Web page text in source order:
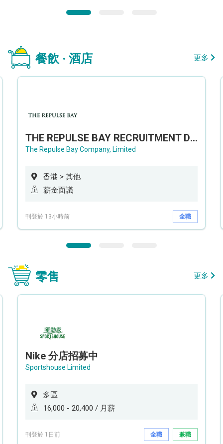
餐飲 · 酒店 更多
THE REPULSE BAY RECRUITMENT DAY 淺水灣影灣園人才招聘會
The Repulse Bay Company, Limited
香港 > 其他
薪金面議
刊登於 13小時前 全職
零售 更多
Nike 分店招募中
Sportshouse Limited
多區
16,000 - 20,400 / 月薪
刊登於 1日前 全職 兼職